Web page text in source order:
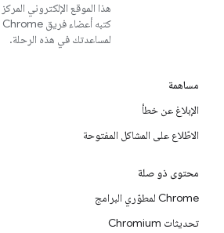
هذا الموقع الإلكتروني
لمساعدتك في هذه الرحلة.
مساهمة
الإبلاغ عن خطأ
الاطّلاع على المشاكل المفتوحة
محتوى ذو صلة
Chrome لمطوّري البرامج
تحديثات Chromium